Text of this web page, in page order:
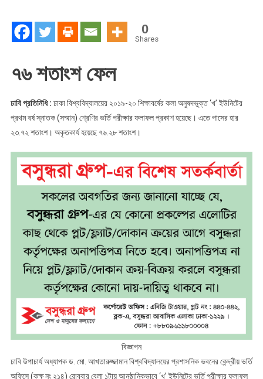
0
Shares
৭৬ শতাংশ ফেল
ঢাবি প্রতিনিধি : ঢাকা বিশ্ববিদ্যালয়ের ২০১৯-২০ শিক্ষাবর্ষের কলা অনুষদভুক্ত ‘খ’ ইউনিটের
প্রথম বর্ষ স্নাতক (সম্মান) শ্রেণির ভর্তি পরীক্ষার ফলাফল প্রকাশ হয়েছে। এতে পাসের হার
২৩.৭২ শতাংশ। অকৃতকার্য হয়েছে ৭৬.২৮ শতাংশ।
বিজ্ঞাপন
ঢাবি উপাচার্য অধ্যাপক ড. মো. আখতারুজ্জামান বিশ্ববিদ্যালয়ের প্রশাসনিক ভবনের কেন্দ্রীয় ভর্তি
অফিসে (কক্ষ নং ২১৪) রোববার বেলা ১টায় আনুষ্ঠানিকভাবে ‘খ’ ইউনিটের ভর্তি পরীক্ষার ফলাফল